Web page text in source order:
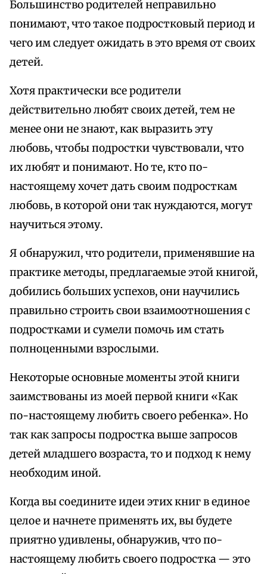
Большинство родителей неправильно
понимают, что такое подростковый период и
чего им следует ожидать в это время от своих
детей.
Хотя практически все родители
действительно любят своих детей, тем не
менее они не знают, как выразить эту
любовь, чтобы подростки чувствовали, что
их любят и понимают. Но те, кто по-
настоящему хочет дать своим подросткам
любовь, в которой они так нуждаются, могут
научиться этому.
Я обнаружил, что родители, применявшие на
практике методы, предлагаемые этой книгой,
добились больших успехов, они научились
правильно строить свои взаимоотношения с
подростками и сумели помочь им стать
полноценными взрослыми.
Некоторые основные моменты этой книги
заимствованы из моей первой книги «Как
по-настоящему любить своего ребенка». Но
так как запросы подростка выше запросов
детей младшего возраста, то и подход к нему
необходим иной.
Когда вы соедините идеи этих книг в единое
целое и начнете применять их, вы будете
приятно удивлены, обнаружив, что по-
настоящему любить своего подростка — это